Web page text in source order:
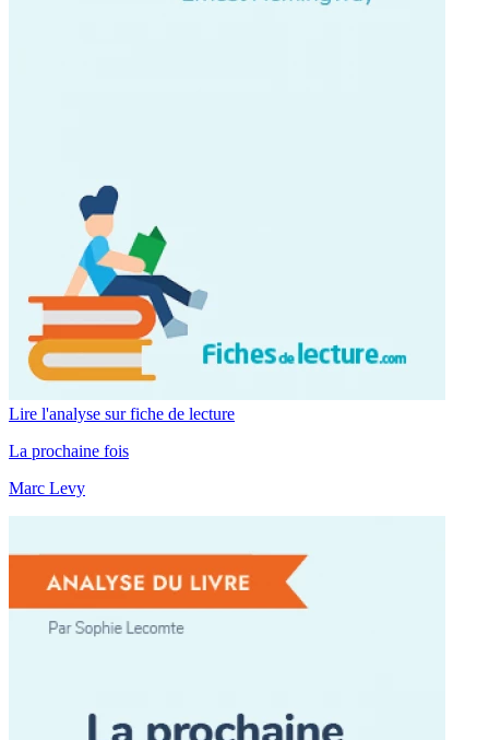
Lire l'analyse sur fiche de lecture
La prochaine fois
Marc Levy